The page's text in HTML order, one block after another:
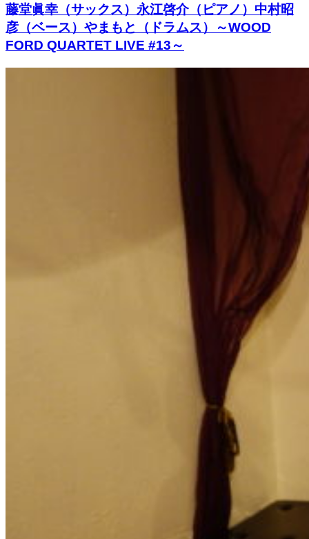
藤堂眞幸（サックス）永江啓介（ピアノ）中村昭
彦（ベース）やまもと（ドラムス）～WOOD
FORD QUARTET LIVE #13～